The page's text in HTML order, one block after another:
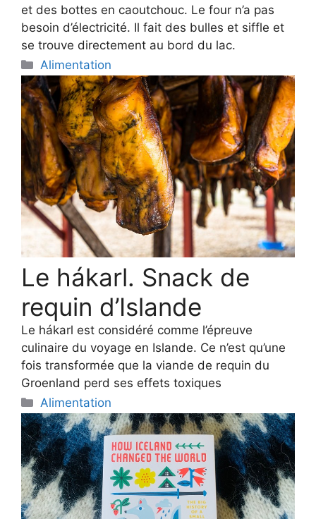
et des bottes en caoutchouc. Le four n’a pas
besoin d’électricité. Il fait des bulles et siffle et
se trouve directement au bord du lac.
Categories
Alimentation
Le hákarl. Snack de
requin d’Islande
Le hákarl est considéré comme l’épreuve
culinaire du voyage en Islande. Ce n’est qu’une
fois transformée que la viande de requin du
Groenland perd ses effets toxiques
Categories
Alimentation